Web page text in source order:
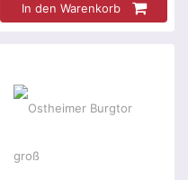
In den Warenkorb